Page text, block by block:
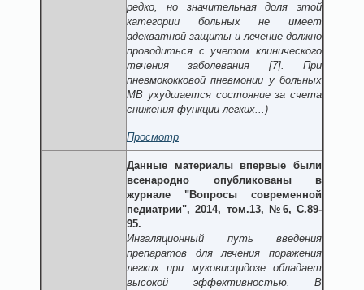
редко,
но значительная доля этой
категории больных не имеет
адекватной защиты и лечение должно
проводиться с учетом клинического
течения заболевания [7]. При
пневмококковой пневмонии у больных
МВ ухудшается состояние за счета
снижения функции легких...)
Просмотр
Данные материалы впервые были
всенародно опубликованы в
журнале "Вопросы современной
педиатрии", 2014, том.13, №6, С.89-
95.
Ингаляционный путь введения
препаратов для лечения поражения
легких при муковисцидозе обладает
высокой эффективностью. В